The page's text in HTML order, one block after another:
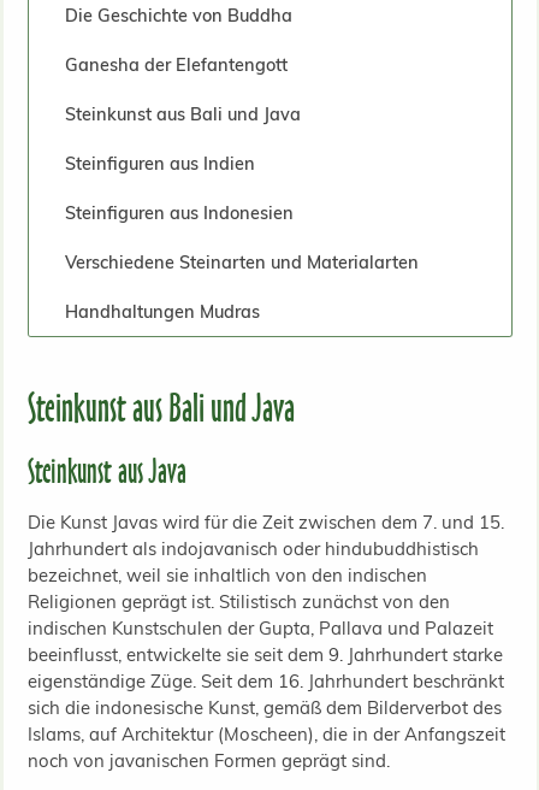
Die Geschichte von Buddha
Ganesha der Elefantengott
Steinkunst aus Bali und Java
Steinfiguren aus Indien
Steinfiguren aus Indonesien
Verschiedene Steinarten und Materialarten
Handhaltungen Mudras
Steinkunst aus Bali und Java
Steinkunst aus Java
Die Kunst Javas wird für die Zeit zwischen dem 7. und 15.
Jahrhundert als indojavanisch oder hindubuddhistisch
bezeichnet, weil sie inhaltlich von den indischen
Religionen geprägt ist. Stilistisch zunächst von den
indischen Kunstschulen der Gupta, Pallava und Palazeit
beeinflusst, entwickelte sie seit dem 9. Jahrhundert starke
eigenständige Züge. Seit dem 16. Jahrhundert beschränkt
sich die indonesische Kunst, gemäß dem Bilderverbot des
Islams, auf Architektur (Moscheen), die in der Anfangszeit
noch von javanischen Formen geprägt sind.